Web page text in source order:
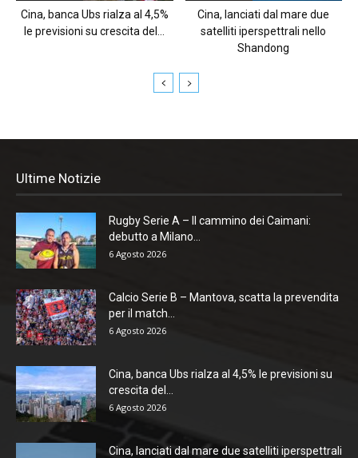
Cina, banca Ubs rialza al 4,5%
le previsioni su crescita del...
Cina, lanciati dal mare due
satelliti iperspettrali nello
Shandong
Ultime Notizie
Rugby Serie A – Il cammino dei Caimani:
debutto a Milano...
6 Agosto 2026
Calcio Serie B – Mantova, scatta la prevendita
per il match...
6 Agosto 2026
Cina, banca Ubs rialza al 4,5% le previsioni su
crescita del...
6 Agosto 2026
Cina, lanciati dal mare due satelliti iperspettrali